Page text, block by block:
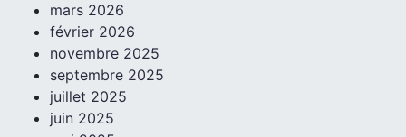
mars 2026
février 2026
novembre 2025
septembre 2025
juillet 2025
juin 2025